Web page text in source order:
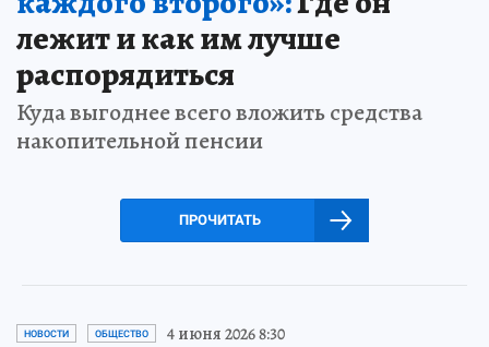
лежит и как им лучше
распорядиться
Куда выгоднее всего вложить средства
накопительной пенсии
ПРОЧИТАТЬ
НОВОСТИ ОБЩЕСТВО 4 июня 2026 8:30